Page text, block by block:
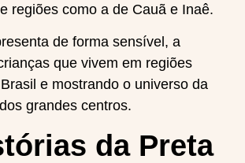
regiões como a de Cauã e Inaê.
de forma sensível, a
que vivem em regiões
e mostrando o universo da
grandes centros.
da Preta